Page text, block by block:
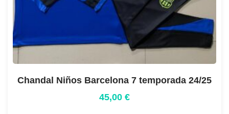
Chandal Niños Barcelona 7 temporada 24/25
45,00 €